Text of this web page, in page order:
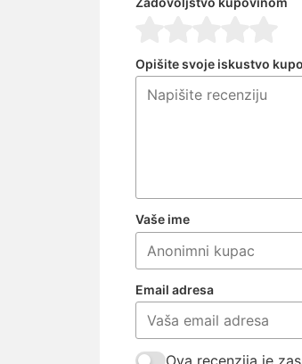
Opišite svoje iskustvo
Vaše ime
Email adresa
Ova recenzija je